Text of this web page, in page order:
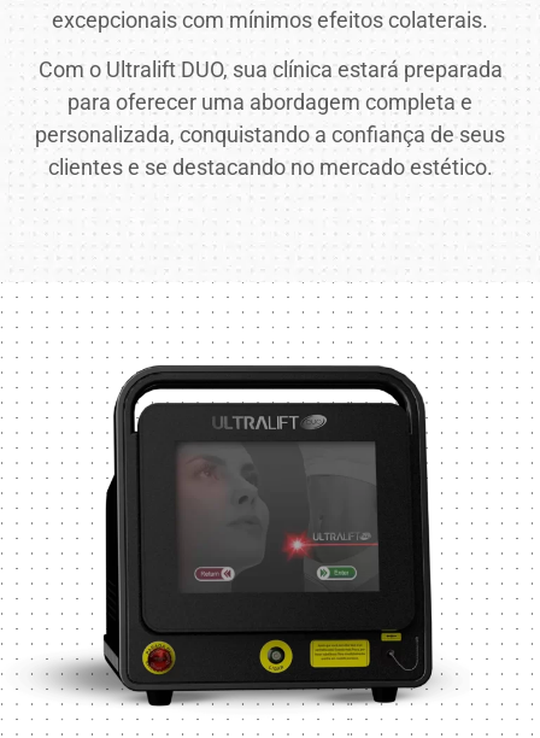
excepcionais com mínimos efeitos colaterais.
Com o Ultralift DUO, sua clínica estará preparada
para oferecer uma abordagem completa e
personalizada, conquistando a confiança de seus
clientes e se destacando no mercado estético.